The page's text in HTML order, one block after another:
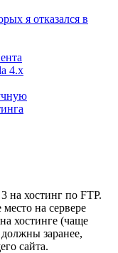
я отказался в
4.x
на хостинг по FTP.
на сервере
хостинге (чаще
заранее,
сайта.